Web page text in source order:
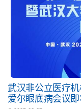
武汉非公立医疗
爱尔眼底病会议即